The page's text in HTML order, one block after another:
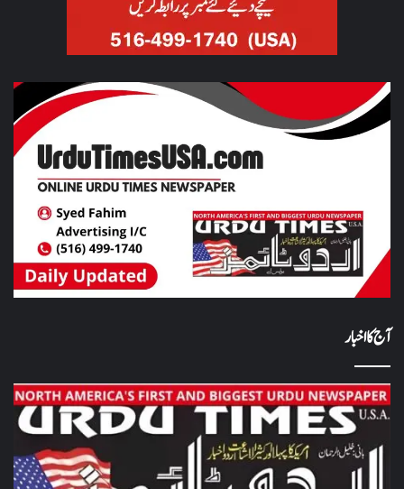
آج کا اخبار